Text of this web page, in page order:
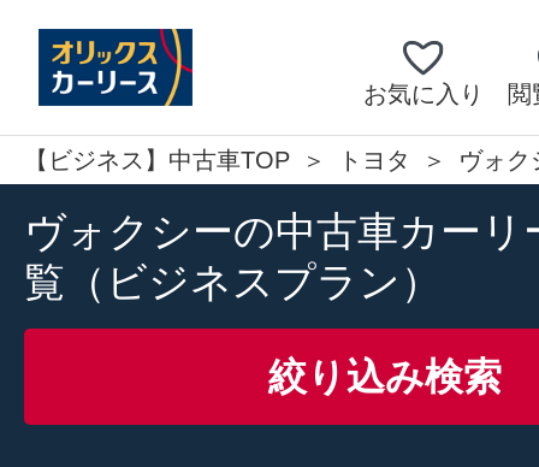
お気に入り 閲
【ビジネス】中古車TOP トヨタ ヴォク
ヴォクシーの中古車カーリ
覧（ビジネスプラン）
絞り込み検索